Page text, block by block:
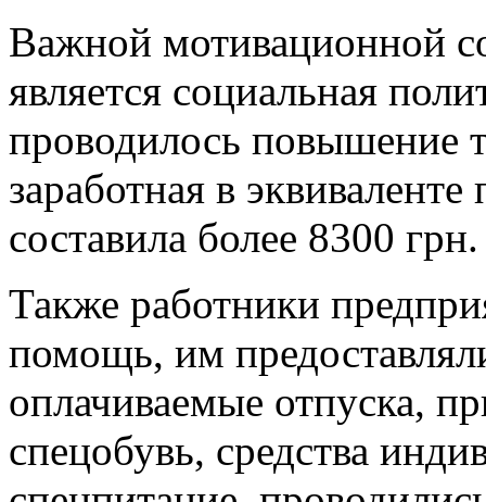
Важной мотивационной
является социальная
проводилось повышение
заработная в
составила более 8300 грн.
Также работники
помощь, им
оплачиваемые отпуска,
спецобувь, средства